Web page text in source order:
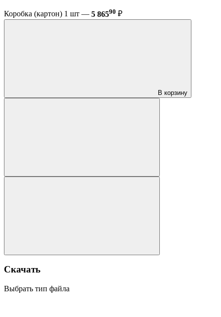
Коробка (картон) 1 шт — 5 86590 ₽
В корзину
Скачать
Выбрать тип файла